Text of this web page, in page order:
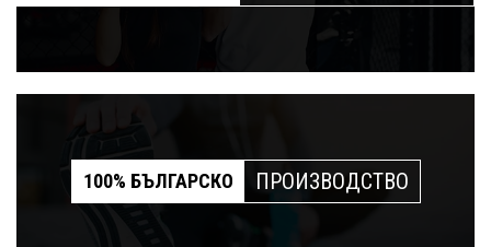
100% БЪЛГАРСКО ПРОИЗВОДСТВО